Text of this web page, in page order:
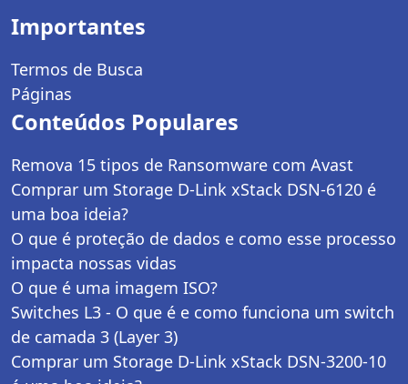
Importantes
Termos de Busca
Páginas
Conteúdos Populares
Remova 15 tipos de Ransomware com Avast
Comprar um Storage D-Link xStack DSN-6120 é
uma boa ideia?
O que é proteção de dados e como esse processo
impacta nossas vidas
O que é uma imagem ISO?
Switches L3 - O que é e como funciona um switch
de camada 3 (Layer 3)
Comprar um Storage D-Link xStack DSN-3200-10